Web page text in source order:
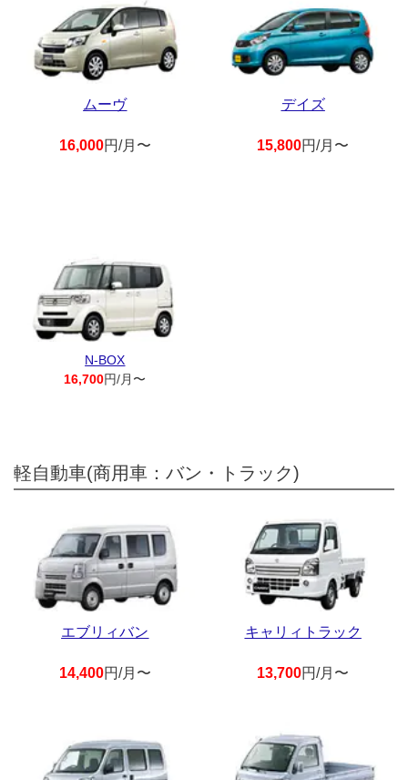
ムーヴ
16,000円/月〜
デイズ
15,800円/月〜
N-BOX
16,700円/月〜
軽自動車(商用車：バン・トラック)
エブリィバン
14,400円/月〜
キャリィトラック
13,700円/月〜